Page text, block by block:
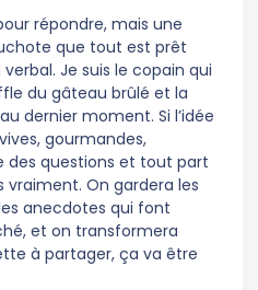
répondre, mais une
que tout est prêt
Je suis le copain qui
du gâteau brûlé et la
dernier moment. Si l’idée
gourmandes,
des questions et tout part
vraiment. On gardera les
anecdotes qui font
et on transformera
à partager, ça va être